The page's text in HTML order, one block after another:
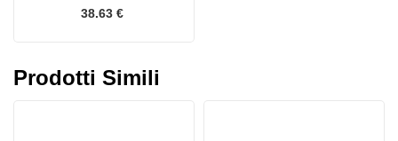
38.63 €
Prodotti Simili